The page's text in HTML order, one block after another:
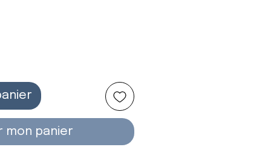
mon panier